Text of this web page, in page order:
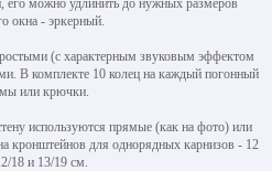
его можно удлинить до нужных размеров
окна - эркерный.
(с характерным звуковым эффектом
В комплекте 10 колец на каждый погонный
или крючки.
используются прямые (как на фото) или
кронштейнов для однорядных карнизов - 12
18 и 13/19 см.